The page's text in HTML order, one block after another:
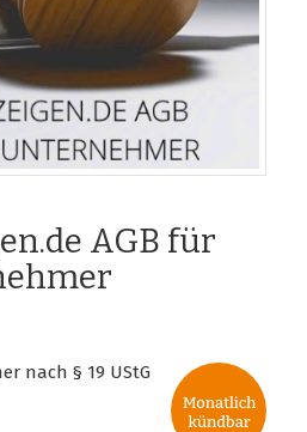
AGB für
nach § 19 UStG